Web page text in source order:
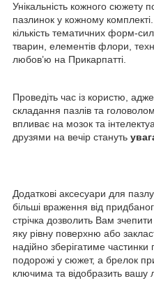
Унікальність кожного сюжету
пазлинок у кожному
кількість тематичних форм-
тварин, елементів флори,
любов’ю на Прикарпатті.
Проведіть час із користю,
складання пазлів та
впливає на мозок та
друзями на вечір стануть
Додаткові аксесуари для
більші враження від
стрічка дозволить Вам
яку рівну поверхню або
надійно зберігатиме
подорожі у сюжет, а брелок
ключима та відобразить вашу